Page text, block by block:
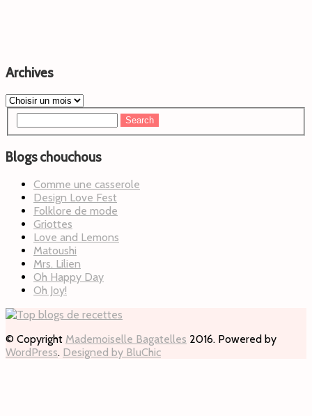
Archives
Blogs chouchous
Comme une casserole
Design Love Fest
Folklore de mode
Griottes
Love and Lemons
Matoushi
Mrs. Lilien
Oh Happy Day
Oh Joy!
© Copyright Mademoiselle Bagatelles 2016. Powered by
WordPress. Designed by BluChic